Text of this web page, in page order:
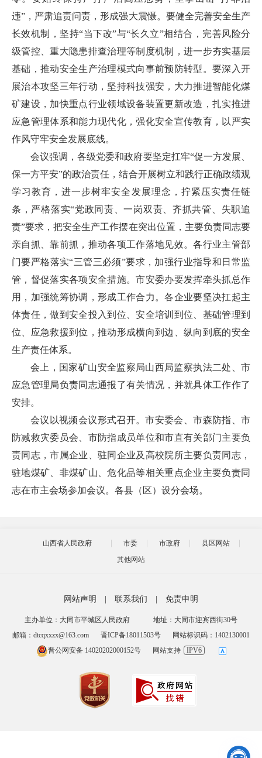
违”，严肃追责问责，形成强大震慑。要健全完善安全生产
长效机制，坚持“当下改”与“长久立”相结合，完善风险分
级管控、重大隐患排查治理等制度机制，进一步夯实基层
基础，推动安全生产治理模式向事前预防转型。要深入开
展治本攻坚三年行动，坚持科技强安，大力推进智能化煤
矿建设，加快重点行业领域设备装置更新改造，扎实推进
应急管理体系和能力现代化，强化安全宣传教育，以严实
作风守牢安全发展底线。
会议强调，各级党委和政府要坚定扛牢“促一方发展、
保一方平安”的政治责任，结合开展树立和践行正确政绩观
学习教育，进一步树牢安全发展理念，拧紧压实责任链
条，严格落实“党政同责、一岗双责、齐抓共管、失职追
责”要求，把安全生产工作摆在突出位置，主要负责同志要
亲自抓、靠前抓，推动各项工作落地见效。各行业主管部
门要严格落实“三管三必须”要求，加强行业指导和日常监
管，督促落实各项安全措施。市安委办要发挥牵头抓总作
用，加强统筹协调，形成工作合力。各企业要坚决扛起主
体责任，做到安全投入到位、安全培训到位、基础管理到
位、应急救援到位，推动形成横向到边、纵向到底的安全
生产责任体系。
会上，国家矿山安全监察局山西局监察执法二处、市
应急管理局负责同志通报了有关情况，并就具体工作作了
安排。
会议以视频会议形式召开。市安委会、市森防指、市
防减救灾委员会、市防指成员单位和市直有关部门主要负
责同志，市属企业、驻同企业及高校院所主要负责同志，
驻地煤矿、非煤矿山、危化品等相关重点企业主要负责同
志在市主会场参加会议。各县（区）设分会场。
山西省人民政府 市委 市政府
县区网站
其他网站
网站声明 联系我们 免责申明
主办单位：大同市平城区人民政府
地址：大同市迎宾西街30号
邮箱：dtcqxxzx@163.com
晋ICP备18011503号
网站标识码：1402130001
晋公网安备 14020202000152号
网站支持 IPV6